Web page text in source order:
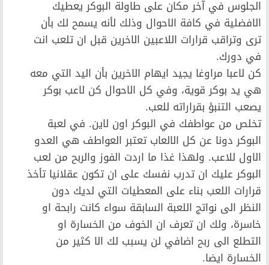
الجلوس في آخر مكان على طاولة البوكر يعطيك
الافضلية في كافة الاحوال وذلك لأنه يسمح لك بأن
ترى وتراقب قرارات اللاعبين الاخرين قبل ان تلعب انت
في دورك.
كن لاعبا مراوغا يجيد ايهام الاخرين بأن اليد التي معه
هي يد بوكر قوية، وفي كل الاحوال كن لاعب بوكر
يصعب التنبؤ بقراراته للعب.
تخلص من عواطفك في البوكر اون لاين. في لعبة
البوكر دونا عن كل الالعاب تعتبر العواطف هي العدو
الاول للاعب. ولهذا غذا ما اردت الفوز والربح من لعب
البوكر عليك ان تدرب نفسك على ان تكون عقلانيا تأخذ
قرارات اللعب بناء على المعطيات التي لديك دون
النظر الى نواتج اللعبة السابقة سواء كانت رابحة او
خاسرة، ولك ان تعرف ان الخوف من الخسارة او
التطلع الى ربح اضافي لن يسبب لك الا كثير من
الخسارة ايضا.